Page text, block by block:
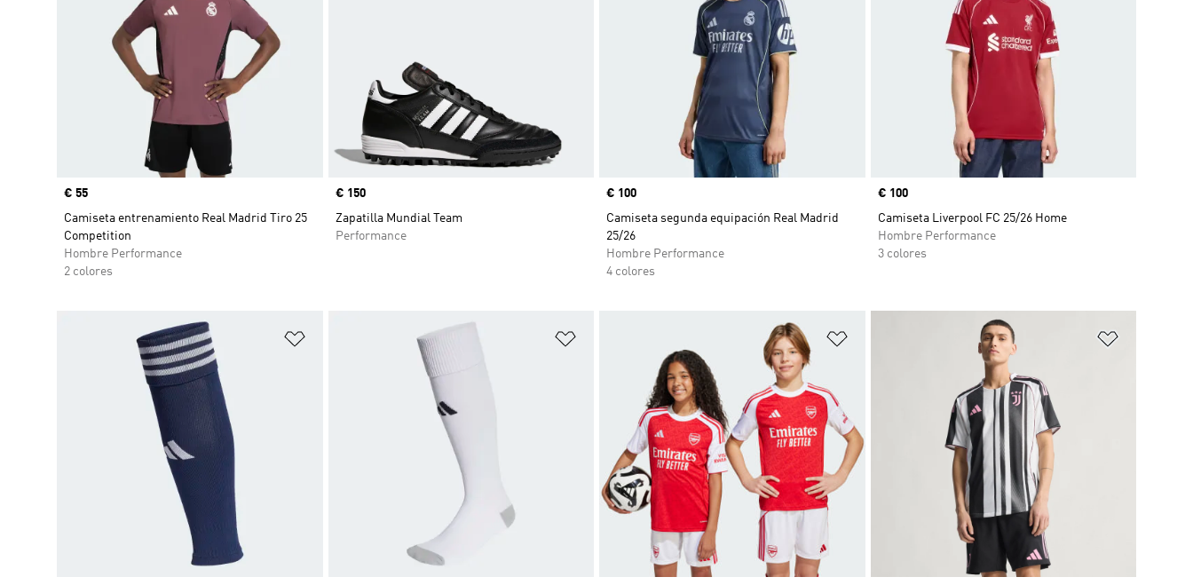
Precio
€ 55
Camiseta entrenamiento Real Madrid Tiro 25
Competition
Hombre Performance
2 colores
Precio
€ 150
Zapatilla Mundial Team
Performance
Precio
€ 100
Camiseta segunda equipación Real Madrid
25/26
Hombre Performance
4 colores
Precio
€ 100
Camiseta Liverpool FC 25/26 Home
Hombre Performance
3 colores
Añadir a la lista de deseos Añadir a la lista de deseos